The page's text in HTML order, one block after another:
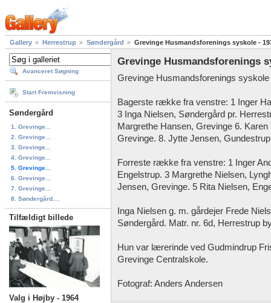
Gallery Herrestrup Søndergård Grevinge Husmandsforenings syskole -
Avanceret Søgning
Start Fremvisning
Søndergård
1. Grevinge...
2. Grevinge...
3. Grevinge...
4. Grevinge...
5. Grevinge...
6. Grevinge...
7. Grevinge...
8. Søndergård....
Tilfældigt billede
Valg i Højby - 1964
Grevinge Husmandsforenings
Grevinge Husmandsforenings
Bagerste række fra venstre: 1 Inger
3 Inga Nielsen, Søndergård pr.
Margrethe Hansen, Grevinge 6.
Grevinge. 8. Jytte Jensen,
Forreste række fra venstre: 1 Inger
Engelstrup. 3 Margrethe Nielsen,
Jensen, Grevinge. 5 Rita Nielsen,
Inga Nielsen g. m. gårdejer Frede
Søndergård. Matr. nr. 6d, Herrestrup
Hun var lærerinde ved Gudmindrup
Grevinge Centralskole.
Fotograf: Anders Andersen